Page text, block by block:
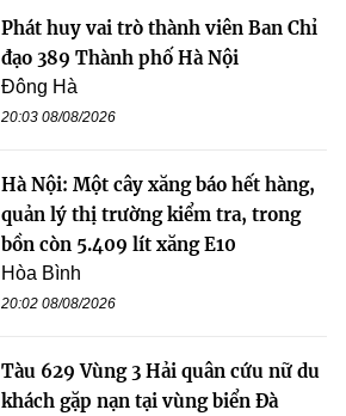
Phát huy vai trò thành viên Ban Chỉ
đạo 389 Thành phố Hà Nội
Đông Hà
20:03 08/08/2026
Hà Nội: Một cây xăng báo hết hàng,
quản lý thị trường kiểm tra, trong
bồn còn 5.409 lít xăng E10
Hòa Bình
20:02 08/08/2026
Tàu 629 Vùng 3 Hải quân cứu nữ du
khách gặp nạn tại vùng biển Đà